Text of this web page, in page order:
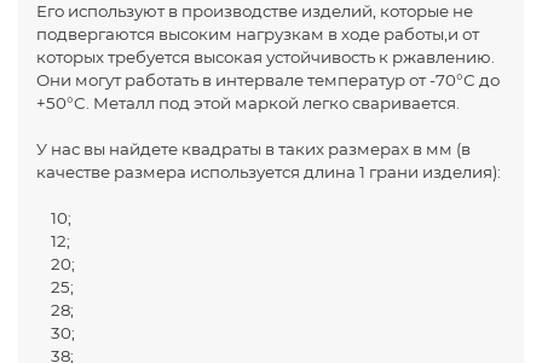
Его используют в производстве изделий, которые не
подвергаются высоким нагрузкам в ходе работы,и от
которых требуется высокая устойчивость к ржавлению.
Они могут работать в интервале температур от -70°С до
+50°С. Металл под этой маркой легко сваривается.
У нас вы найдете квадраты в таких размерах в мм (в
качестве размера используется длина 1 грани изделия):
10;
12;
20;
25;
28;
30;
38;